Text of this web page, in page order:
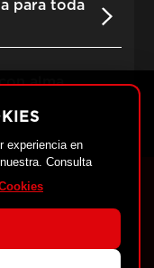
para toda
alma
experiencia en
Consulta